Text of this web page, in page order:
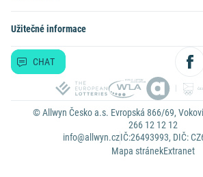
Užitečné informace
CHAT
© Allwyn Česko a.s. Evropská 866/69,
266 12 12 12
info@allwyn.czIČ:26493993, DIČ:
Mapa stránekExtranet